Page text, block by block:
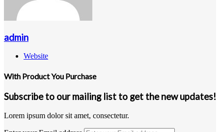
admin
Website
With Product You Purchase
Subscribe to our mailing list to get the new updates!
Lorem ipsum dolor sit amet, consectetur.